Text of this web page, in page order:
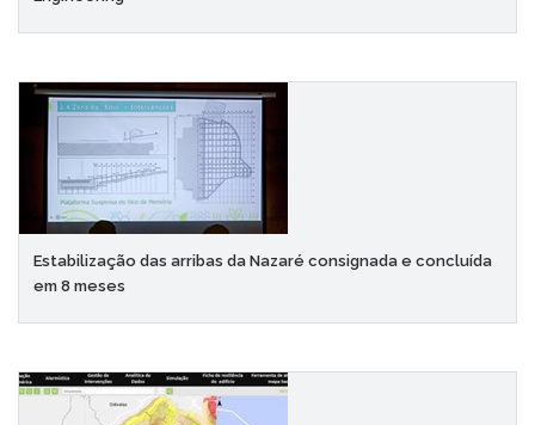
Estabilização das arribas da Nazaré consignada e concluída
em 8 meses